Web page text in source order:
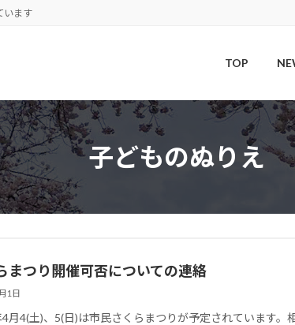
います
TOP
子どものぬりえ
まつり開催可否についての連絡
1日
月4(土)、5(日)は市民さくらまつりが予定されています。